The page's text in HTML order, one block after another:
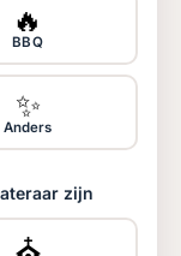
🔥
BBQ
✨
Anders
zijn